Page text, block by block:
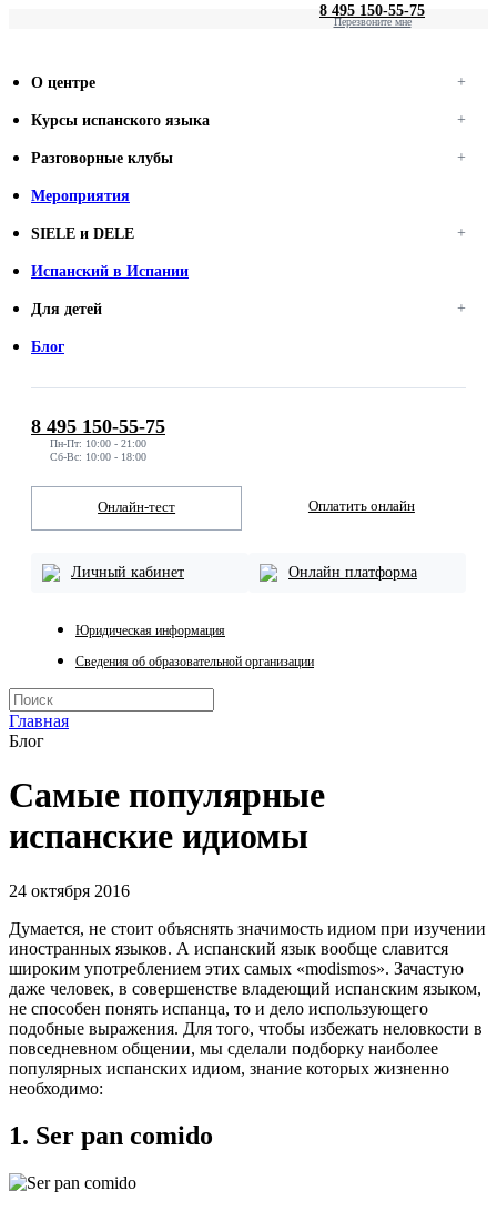
8 495 150-55-75
Перезвоните мне
О центре
Курсы испанского языка
Разговорные клубы
Мероприятия
SIELE и DELE
Испанский в Испании
Для детей
Блог
8 495 150-55-75
Пн-Пт: 10:00 - 21:00
Сб-Вс: 10:00 - 18:00
Онлайн-тест Оплатить онлайн
Личный кабинет Онлайн платформа
Юридическая информация
Сведения об образовательной организации
Главная
Блог
Самые популярные
испанские идиомы
24 октября 2016
Думается, не стоит объяснять значимость идиом при изучении
иностранных языков. А испанский язык вообще славится
широким употреблением этих самых «modismos». Зачастую
даже человек, в совершенстве владеющий испанским языком,
не способен понять испанца, то и дело использующего
подобные выражения. Для того, чтобы избежать неловкости в
повседневном общении, мы сделали подборку наиболее
популярных испанских идиом, знание которых жизненно
необходимо:
1. Ser pan comido